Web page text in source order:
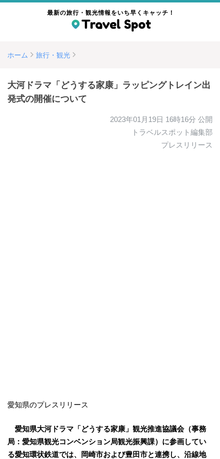
最新の旅行・観光情報をいち早くキャッチ！
ホーム 旅行・観光
大河ドラマ「どうする家康」ラッピングトレイン出
発式の開催について
2023年01月19日 16時16分 公開
トラベルスポット編集部
プレスリリース
愛知県のプレスリリース
愛知県大河ドラマ「どうする家康」観光推進協議会（事務
局：愛知県観光コンベンション局観光振興課）に参画してい
る愛知環状鉄道では、岡崎市および豊田市と連携し、沿線地